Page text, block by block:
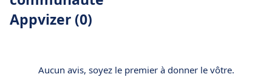
Appvizer (0)
Aucun avis, soyez le premier à donner le vôtre.